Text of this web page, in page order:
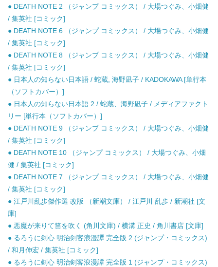
● DEATH NOTE 2 （ジャンプ コミックス） / 大場つぐみ、小畑健
/ 集英社 [コミック]
● DEATH NOTE 6 （ジャンプ コミックス） / 大場つぐみ、小畑健
/ 集英社 [コミック]
● DEATH NOTE 8 （ジャンプ コミックス） / 大場つぐみ、小畑健
/ 集英社 [コミック]
● 日本人の知らない日本語 / 蛇蔵, 海野凪子 / KADOKAWA [単行本
（ソフトカバー）]
● 日本人の知らない日本語 2 / 蛇蔵、海野凪子 / メディアファクト
リー [単行本（ソフトカバー）]
● DEATH NOTE 9 （ジャンプ コミックス） / 大場つぐみ、小畑健
/ 集英社 [コミック]
● DEATH NOTE 10 （ジャンプ コミックス） / 大場つぐみ、小畑
健 / 集英社 [コミック]
● DEATH NOTE 7 （ジャンプ コミックス） / 大場つぐみ、小畑健
/ 集英社 [コミック]
● 江戸川乱歩傑作選 改版 （新潮文庫） / 江戸川 乱歩 / 新潮社 [文
庫]
● 悪魔が来りて笛を吹く (角川文庫) / 横溝 正史 / 角川書店 [文庫]
● るろうに剣心 明治剣客浪漫譚 完全版 2 (ジャンプ・コミックス)
/ 和月伸宏 / 集英社 [コミック]
● るろうに剣心 明治剣客浪漫譚 完全版 1 (ジャンプ・コミックス)